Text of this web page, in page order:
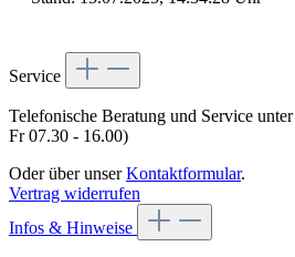
Service
Telefonische Beratung und Service unter
Fr 07.30 - 16.00)
Oder über unserKontaktformular.
Vertrag widerrufen
Infos & Hinweise